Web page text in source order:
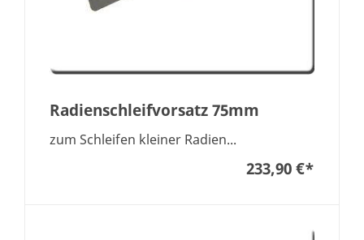
Radienschleifvorsatz 75mm
zum Schleifen kleiner Radien...
233,90 €*